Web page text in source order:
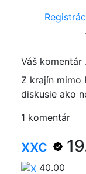
Váš komentár
Z krajín mimo
diskusie ako
1 komentár
xxc
40.00